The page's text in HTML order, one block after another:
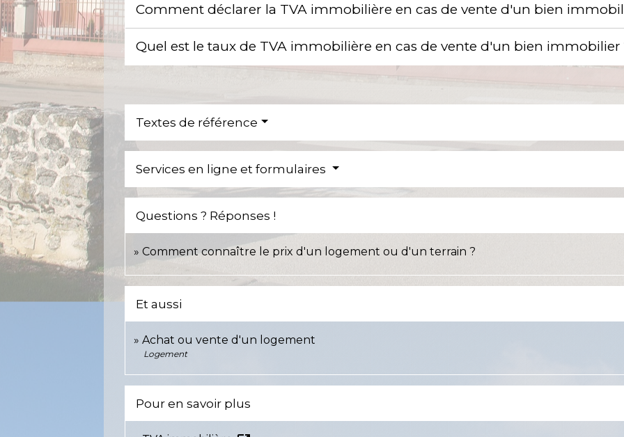
Comment déclarer la TVA immobilière en cas de vente d'un bien
Quel est le taux de TVA immobilière en cas de vente d'un bien immobilier
Textes de référence
Services en ligne et formulaires
Questions ? Réponses !
Comment connaître le prix d'un logement ou d'un terrain ?
Et aussi
Achat ou vente d'un logement
Logement
Pour en savoir plus